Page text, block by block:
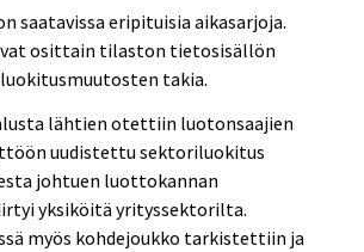
saatavissa eripituisia aikasarjoja.
osittain tilaston tietosisällön
takia.
lähtien otettiin luotonsaajien
uudistettu sektoriluokitus
johtuen luottokannan
yksiköitä yrityssektorilta.
myös kohdejoukko tarkistettiin ja